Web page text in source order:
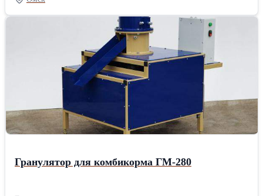
от матрицы) 5. Расчетная мощность переработки: d отверстия 4
мм = 300 кг/час d отверстия 6 мм = 400 кг/час d отверстия 8 мм =
х высота 1400Длина: 120 см Ширина: 100 см Высота: 130 см Вес:
350 кг Способ упаковки: Гранулятор с завода выезжает в
упаковочной плёнке
Гранулятор для комбикорма ГМ-280